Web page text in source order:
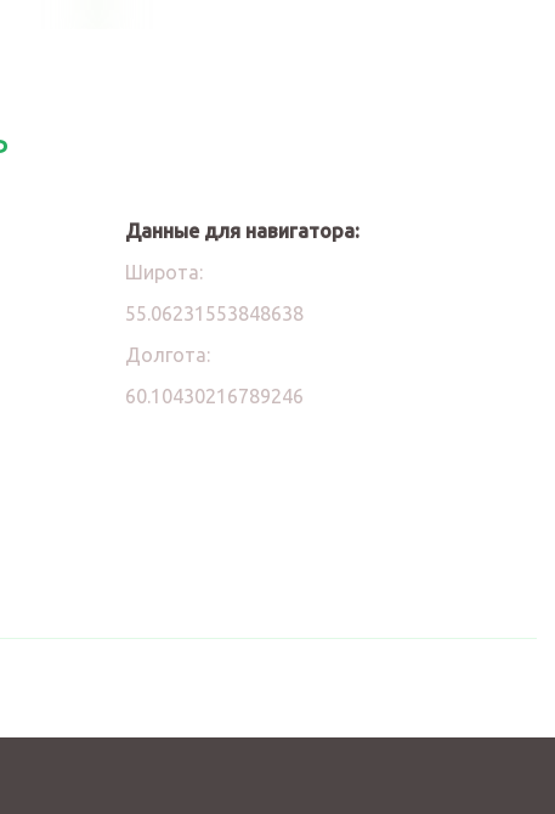
Данные для навигатора:
Широта:
55.06231553848638
Долгота:
60.10430216789246